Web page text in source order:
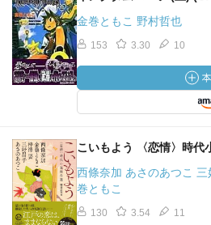
金巻ともこ 野村哲也
153 3.30 10
こいもよう 〈恋情〉時代
西條奈加 あさのあつこ
巻ともこ
130 3.54 11